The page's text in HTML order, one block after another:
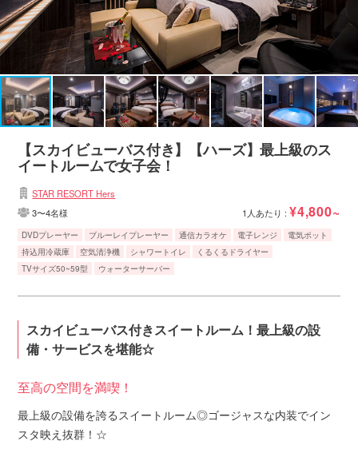
【スカイビューバス付き】【ハーズ】最上級のス
イートルームで女子会！
STAR RESORT Hers
3〜4名様
1人あたり :¥4,800~
DVDプレーヤー ブルーレイプレーヤー 通信カラオケ 電子レンジ
電気ポット
持込用冷蔵庫
空気清浄機 シャワートイレ
くるくるドライヤー
TVサイズ50~59型
ウォーターサーバー
スカイビューバス付きスイートルーム！最上級の設
備・サービスを堪能☆
至高の空間を満喫！
最上級の設備を誇るスイートルーム◎ゴージャスな内装でイン
スタ映え抜群！☆